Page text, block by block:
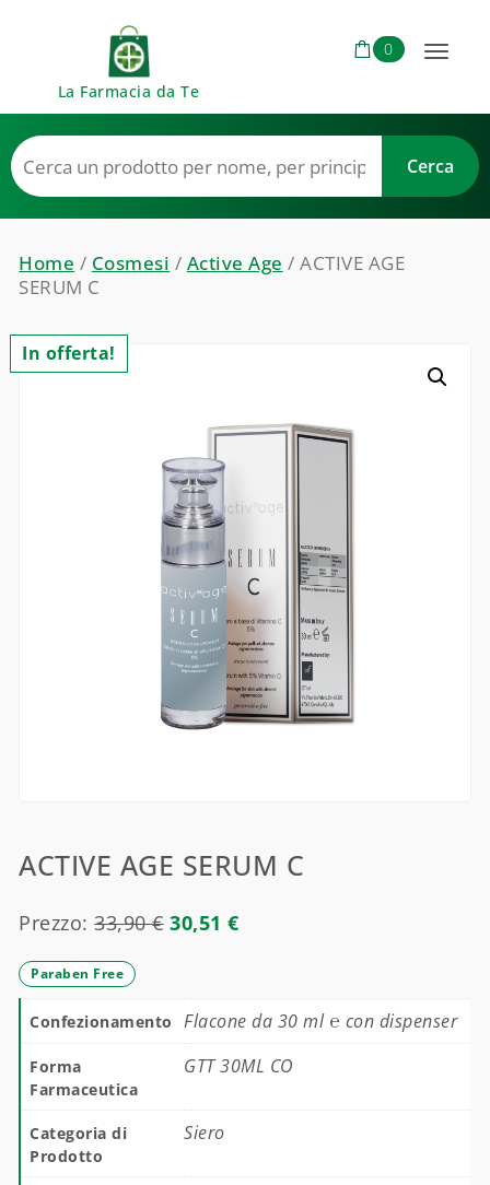
La Farmacia da Te
0
Toggle
Home / Cosmesi / Active Age / ACTIVE AGE
SERUM C
In offerta!
ACTIVE AGE SERUM C
Prezzo:33,90€ 30,51€
Paraben Free
Confezionamento Flacone da 30 ml ℮ con dispenser
Forma
Farmaceutica
GTT 30ML CO
Categoria di
Prodotto
Siero